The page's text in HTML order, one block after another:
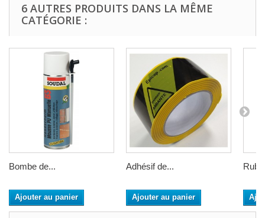
6 AUTRES PRODUITS DANS LA MÊME
CATÉGORIE :
Bombe de...
Ajouter au panier
Adhésif de...
Ajouter au panier